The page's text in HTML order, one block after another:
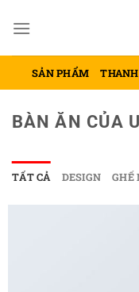
đến
SẢN PHẨM
BÀN ĂN CỦA
TẤT CẢ DESIGN GHẾ